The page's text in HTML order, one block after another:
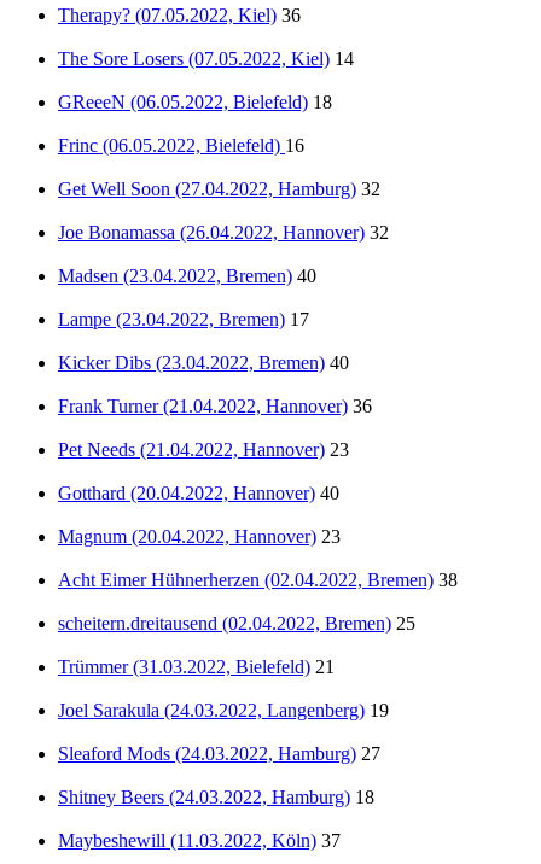
Therapy? (07.05.2022, Kiel) 36
The Sore Losers (07.05.2022, Kiel) 14
GReeeN (06.05.2022, Bielefeld) 18
Frinc (06.05.2022, Bielefeld) 16
Get Well Soon (27.04.2022, Hamburg) 32
Joe Bonamassa (26.04.2022, Hannover) 32
Madsen (23.04.2022, Bremen) 40
Lampe (23.04.2022, Bremen) 17
Kicker Dibs (23.04.2022, Bremen) 40
Frank Turner (21.04.2022, Hannover) 36
Pet Needs (21.04.2022, Hannover) 23
Gotthard (20.04.2022, Hannover) 40
Magnum (20.04.2022, Hannover) 23
Acht Eimer Hühnerherzen (02.04.2022, Bremen) 38
scheitern.dreitausend (02.04.2022, Bremen) 25
Trümmer (31.03.2022, Bielefeld) 21
Joel Sarakula (24.03.2022, Langenberg) 19
Sleaford Mods (24.03.2022, Hamburg) 27
Shitney Beers (24.03.2022, Hamburg) 18
Maybeshewill (11.03.2022, Köln) 37